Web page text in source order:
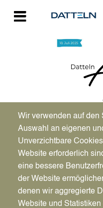
Sa., 24.05.2025 - 06:00
Biertasting
Wir verwenden auf
Auswahl an eigenen
Unverzichtbare
Website erforderlich
eine bessere
der Website
denen wir aggregierte
Website und